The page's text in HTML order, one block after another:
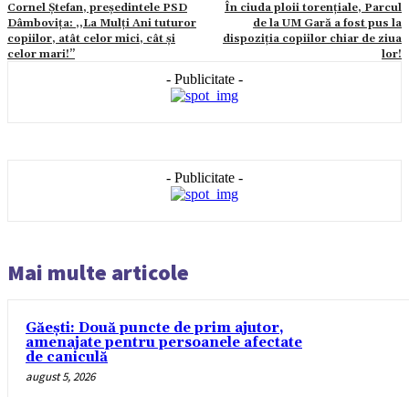
Cornel Ștefan, președintele PSD
Dâmbovița: ,,La Mulți Ani tuturor
copiilor, atât celor mici, cât și
celor mari!’’
În ciuda ploii torențiale, Parcul
de la UM Gară a fost pus la
dispoziția copiilor chiar de ziua
lor!
- Publicitate -
- Publicitate -
Mai multe articole
Găești: Două puncte de prim ajutor,
amenajate pentru persoanele afectate
de caniculă
august 5, 2026